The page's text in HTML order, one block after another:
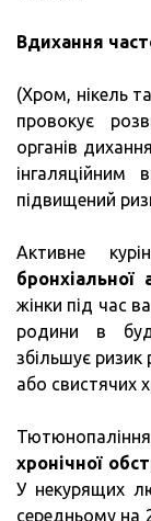
Вдихання
(Хром, нікель
провокує
органів
інгаляційним
підвищений
Активне
бронхіальної
жінки під час
родини в
збільшує ризик
або свистячих
хронічної
У некурящих
середньому на